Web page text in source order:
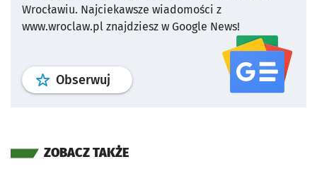
Wrocławiu. Najciekawsze wiadomości z
www.wroclaw.pl znajdziesz w Google News!
Obserwuj profil serwisu
ZOBACZ TAKŻE